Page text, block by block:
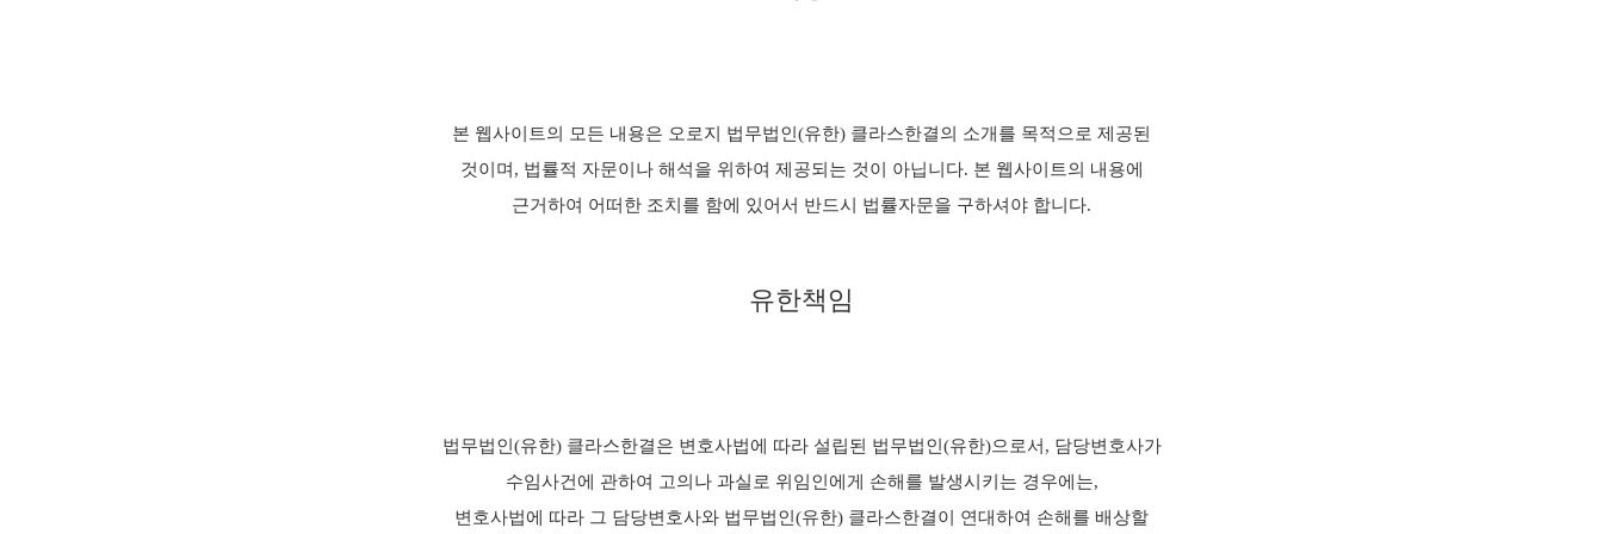
본 웹사이트의 모든 내용은 오로지 법무법인(유한) 클라스한결의 소개를 목적으로 제공된
것이며, 법률적 자문이나 해석을 위하여 제공되는 것이 아닙니다. 본 웹사이트의 내용에
근거하여 어떠한 조치를 함에 있어서 반드시 법률자문을 구하셔야 합니다.
유한책임
법무법인(유한) 클라스한결은 변호사법에 따라 설립된 법무법인(유한)으로서, 담당변호사가
수임사건에 관하여 고의나 과실로 위임인에게 손해를 발생시키는 경우에는,
변호사법에 따라 그 담당변호사와 법무법인(유한) 클라스한결이 연대하여 손해를 배상할